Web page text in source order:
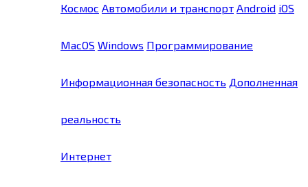
Космос Автомобили и транспорт Android iOS
MacOS Windows Программирование
Информационная безопасность Дополненная
реальность
Интернет